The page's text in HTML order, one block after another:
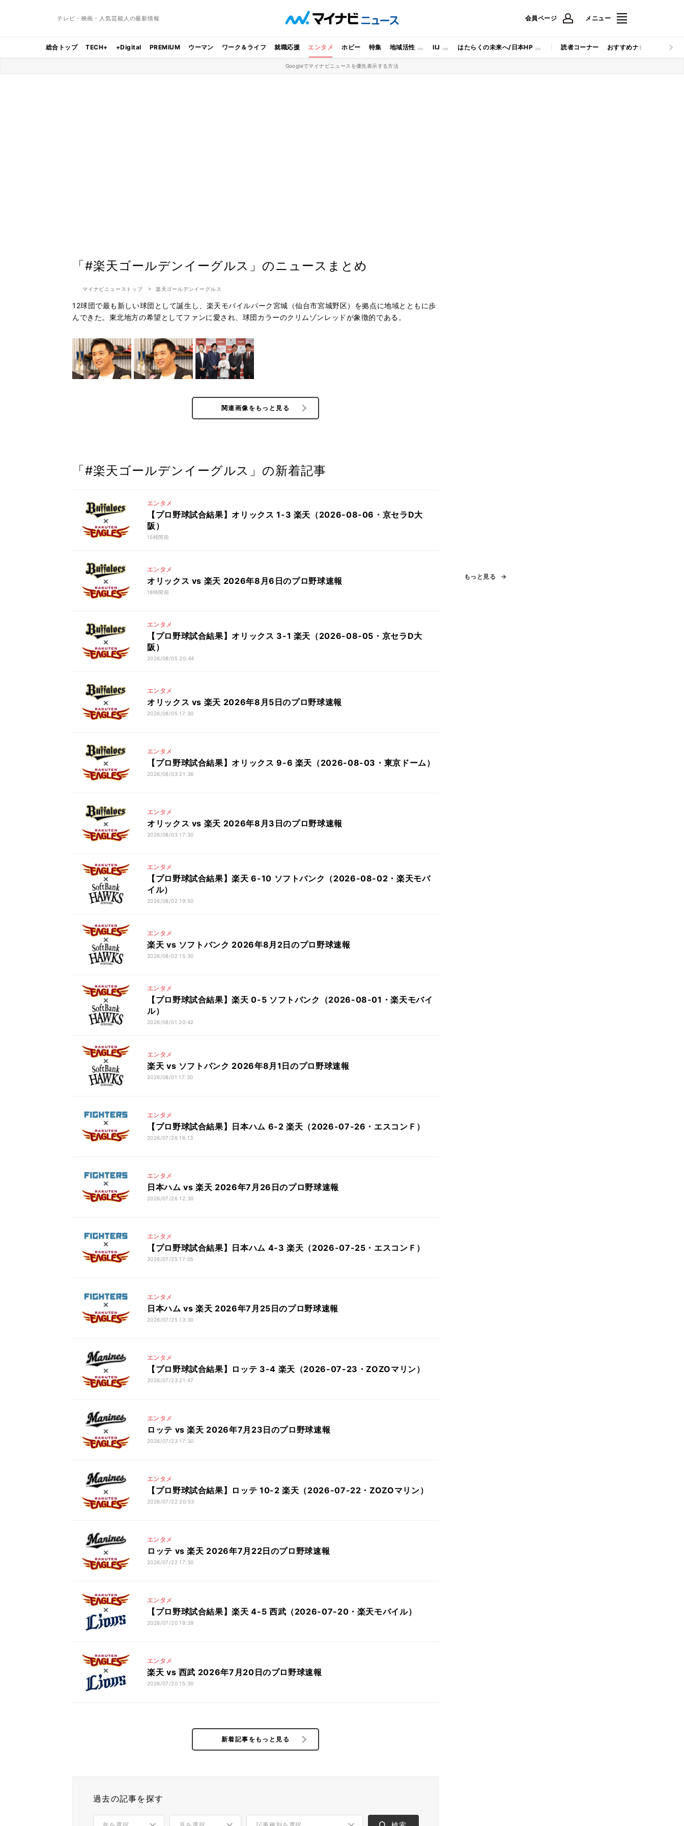
テレビ・映画・人気芸能人の最新情報 会員ページ メニュー
総合トップ TECH+ +Digital PREMIUM ウーマン ワーク＆ライフ 就職応援 エンタメ ホビー 特集 地域活性 IIJ はたらくの未来へ/日本HP 読者コーナー おすすめナビ マイナビ
Googleでマイナビニュースを優先表示する方法
「#楽天ゴールデンイーグルス」のニュースまとめ
マイナビニューストップ 楽天ゴールデンイーグルス
12球団で最も新しい球団として誕生し、楽天モバイルパーク宮城（仙台市宮城野区）を拠点に地域とともに歩
んできた。東北地方の希望としてファンに愛され、球団カラーのクリムゾンレッドが象徴的である。
関連画像をもっと見る
「#楽天ゴールデンイーグルス」の新着記事
エンタメ
【プロ野球試合結果】オリックス 1-3 楽天（2026-08-06・京セラD大
阪）
15時間前
エンタメ
オリックス vs 楽天 2026年8月6日のプロ野球速報
18時間前
エンタメ
【プロ野球試合結果】オリックス 3-1 楽天（2026-08-05・京セラD大
阪）
2026/08/05 20:44
エンタメ
オリックス vs 楽天 2026年8月5日のプロ野球速報
2026/08/05 17:30
エンタメ
【プロ野球試合結果】オリックス 9-6 楽天（2026-08-03・東京ドーム）
2026/08/03 21:36
エンタメ
オリックス vs 楽天 2026年8月3日のプロ野球速報
2026/08/03 17:30
エンタメ
【プロ野球試合結果】楽天 6-10 ソフトバンク（2026-08-02・楽天モバ
イル）
2026/08/02 19:50
エンタメ
楽天 vs ソフトバンク 2026年8月2日のプロ野球速報
2026/08/02 15:30
エンタメ
【プロ野球試合結果】楽天 0-5 ソフトバンク（2026-08-01・楽天モバイ
ル）
2026/08/01 20:42
エンタメ
楽天 vs ソフトバンク 2026年8月1日のプロ野球速報
2026/08/01 17:30
エンタメ
【プロ野球試合結果】日本ハム 6-2 楽天（2026-07-26・エスコンＦ）
2026/07/26 16:13
エンタメ
日本ハム vs 楽天 2026年7月26日のプロ野球速報
2026/07/26 12:30
エンタメ
【プロ野球試合結果】日本ハム 4-3 楽天（2026-07-25・エスコンＦ）
2026/07/25 17:05
エンタメ
日本ハム vs 楽天 2026年7月25日のプロ野球速報
2026/07/25 13:30
エンタメ
【プロ野球試合結果】ロッテ 3-4 楽天（2026-07-23・ZOZOマリン）
2026/07/23 21:47
エンタメ
ロッテ vs 楽天 2026年7月23日のプロ野球速報
2026/07/23 17:30
エンタメ
【プロ野球試合結果】ロッテ 10-2 楽天（2026-07-22・ZOZOマリン）
2026/07/22 20:53
エンタメ
ロッテ vs 楽天 2026年7月22日のプロ野球速報
2026/07/22 17:30
エンタメ
【プロ野球試合結果】楽天 4-5 西武（2026-07-20・楽天モバイル）
2026/07/20 19:39
エンタメ
楽天 vs 西武 2026年7月20日のプロ野球速報
2026/07/20 15:30
新着記事をもっと見る
過去の記事を探す
もっと見る